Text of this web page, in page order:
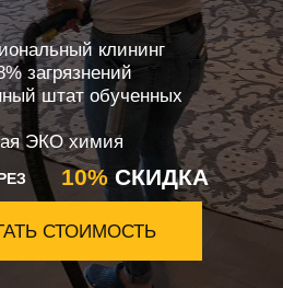
СТОИМОСТЬ
клининг
загрязнений
штат обученных
ЭКО химия
10% СКИДКА